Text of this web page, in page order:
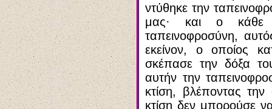
ντύθηκε την
μας· και ο κάθε
ταπεινοφροσύνη,
εκείνον, ο οποίος
σκέπασε την δόξα
αυτήν την
κτίση, βλέποντας
κτίση δεν μπορούσε